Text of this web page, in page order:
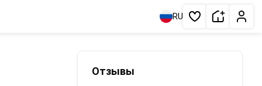
RU Избранное
Сдать
Отзывы